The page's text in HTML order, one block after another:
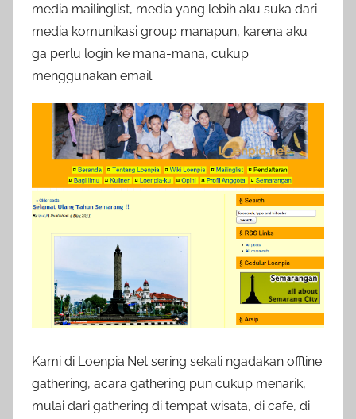
media mailinglist, media yang lebih aku suka dari
media komunikasi group manapun, karena aku
ga perlu login ke mana-mana, cukup
menggunakan email.
Kami di Loenpia.Net sering sekali ngadakan offline
gathering, acara gathering pun cukup menarik,
mulai dari gathering di tempat wisata, di cafe, di